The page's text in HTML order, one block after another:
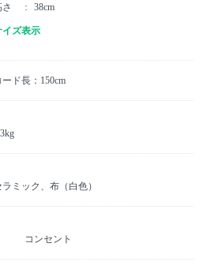
38cm
イズ表示
ード長：150cm
ラミック、布（白色）
コンセント